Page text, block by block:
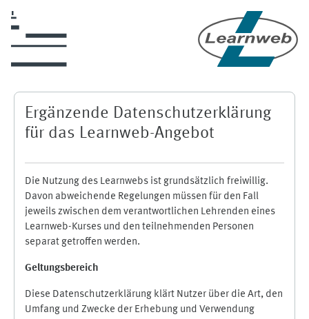
Ergänzende Datenschutzerklärung
für das Learnweb-Angebot
Die Nutzung des Learnwebs ist grundsätzlich freiwillig.
Davon abweichende Regelungen müssen für den Fall
jeweils zwischen dem verantwortlichen Lehrenden eines
Learnweb-Kurses und den teilnehmenden Personen
separat getroffen werden.
Geltungsbereich
Diese Datenschutzerklärung klärt Nutzer über die Art, den
Umfang und Zwecke der Erhebung und Verwendung